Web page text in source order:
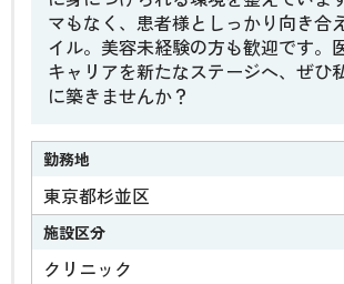
マもなく、患者様としっかり向き合
イル。美容未経験の方も歓迎です。
キャリアを新たなステージへ、ぜひ
に築きませんか？
勤務地
東京都杉並区
施設区分
クリニック